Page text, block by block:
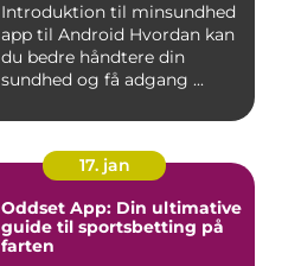
Introduktion til minsundhed
app til Android Hvordan kan
du bedre håndtere din
sundhed og få adgang ...
17. jan
Oddset App: Din ultimative
guide til sportsbetting på
farten